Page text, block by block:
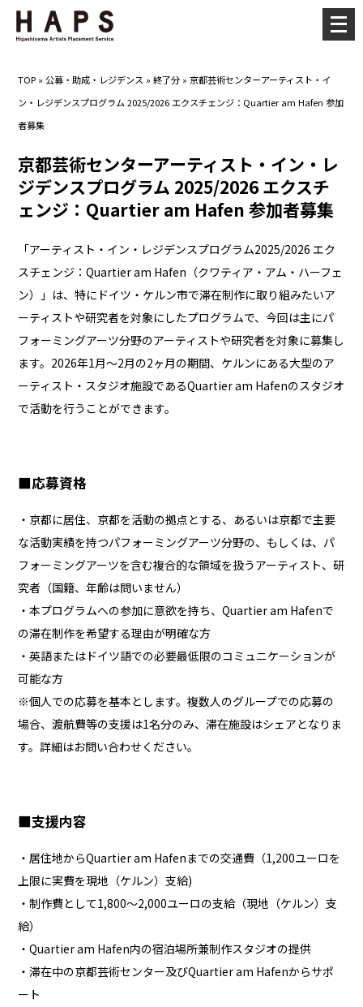
TOP »公募・助成・レジデンス »終了分 »京都芸術センターアーティスト・イ
ン・レジデンスプログラム 2025/2026 エクスチェンジ：Quartier am Hafen 参加
者募集
京都芸術センターアーティスト・イン・レ
ジデンスプログラム 2025/2026 エクスチ
ェンジ：Quartier am Hafen 参加者募集
「アーティスト・イン・レジデンスプログラム2025/2026 エク
スチェンジ：Quartier am Hafen（クワティア・アム・ハーフェ
ン）」は、特にドイツ・ケルン市で滞在制作に取り組みたいア
ーティストや研究者を対象にしたプログラムで、今回は主にパ
フォーミングアーツ分野のアーティストや研究者を対象に募集し
ます。2026年1月～2月の2ヶ月の期間、ケルンにある大型のア
ーティスト・スタジオ施設であるQuartier am Hafenのスタジオ
で活動を行うことができます。
■応募資格
・京都に居住、京都を活動の拠点とする、あるいは京都で主要
な活動実績を持つパフォーミングアーツ分野の、もしくは、パ
フォーミングアーツを含む複合的な領域を扱うアーティスト、研
究者（国籍、年齢は問いません）
・本プログラムへの参加に意欲を持ち、Quartier am Hafenで
の滞在制作を希望する理由が明確な方
・英語またはドイツ語での必要最低限のコミュニケーションが
可能な方
※個人での応募を基本とします。複数人のグループでの応募の
場合、渡航費等の支援は1名分のみ、滞在施設はシェアとなりま
す。詳細はお問い合わせください。
■支援内容
・居住地からQuartier am Hafenまでの交通費（1,200ユーロを
上限に実費を現地（ケルン）支給)
・制作費として1,800～2,000ユーロの支給（現地（ケルン）支
給）
・Quartier am Hafen内の宿泊場所兼制作スタジオの提供
・滞在中の京都芸術センター及びQuartier am Hafenからサポ
ート
メ
ニ
ー
を
く